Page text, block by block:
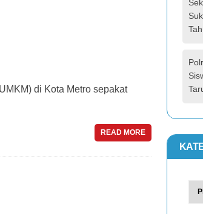
di Kota Metro sepakat
READ MORE